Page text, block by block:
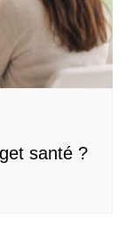
santé ?